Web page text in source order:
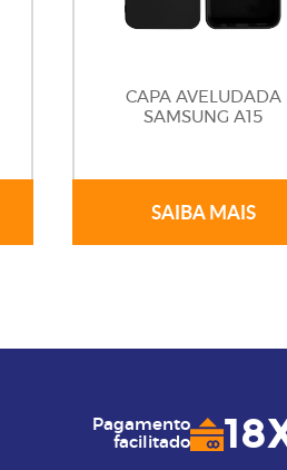
CAPA AVELUDADA
SAMSUNG A15
SAIBA MAIS
Pagamento
facilitado